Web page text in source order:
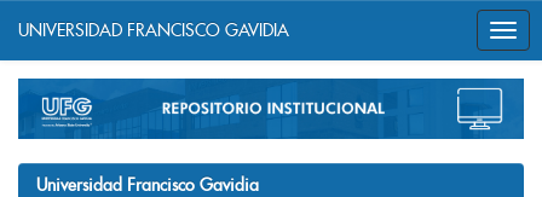
navigation
UNIVERSIDAD FRANCISCO GAVIDIA
Universidad Francisco Gavidia